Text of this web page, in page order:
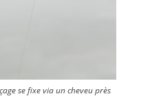
se fixe via un cheveu près